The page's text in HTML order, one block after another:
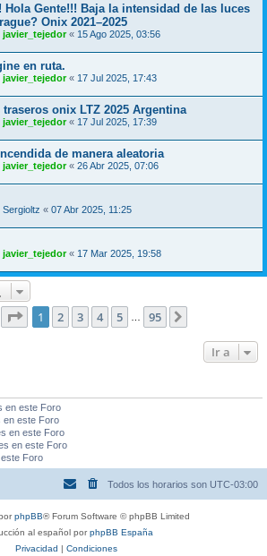
Hola Gente!!! Baja la intensidad de las luces
Onix 2021–2025
javier_tejedor« 15 Ago 2025, 03:56
en ruta.
javier_tejedor« 17 Jul 2025, 17:43
traseros onix LTZ 2025 Argentina
javier_tejedor« 17 Jul 2025, 17:39
de manera aleatoria
javier_tejedor« 26 Abr 2025, 07:06
Sergioltz « 07 Abr 2025, 11:25
javier_tejedor« 17 Mar 2025, 19:58
Página de 95
1 2 3 4 5 95
Ir a
en este Foro
en este Foro
en este Foro
en este Foro
Foro
Todos los horarios son UTC-03:00
phpBB® Forum Software © phpBB Limited
al español porphpBB España
Privacidad
Condiciones